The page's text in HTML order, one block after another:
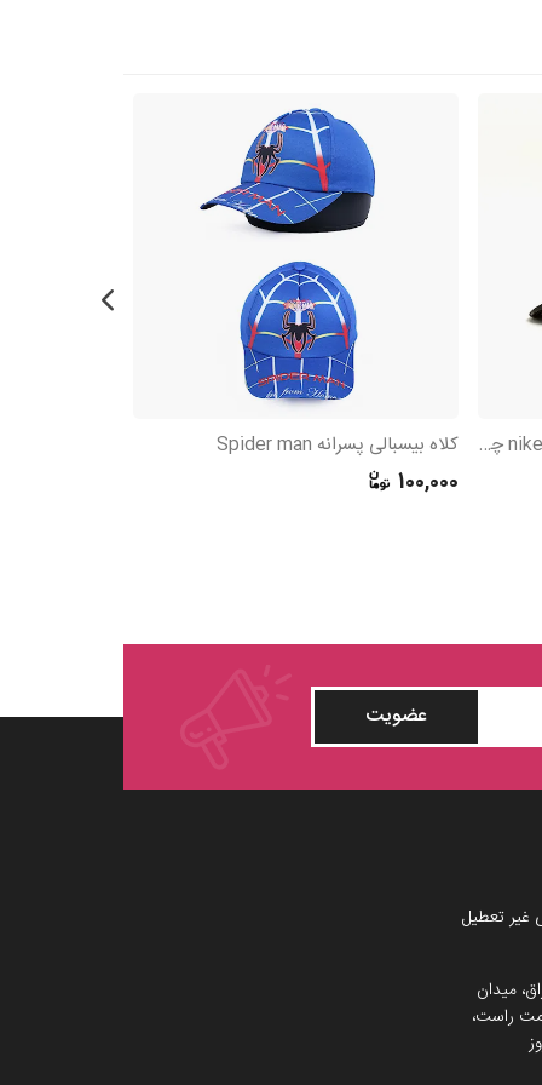
کلاه بیسبالی کتان پشت تور گلدوزی nike چریکی کلاه بیسبالی پسرانه Spider man
100,000
عضویت
غیر تعطیل
میدان
راست،